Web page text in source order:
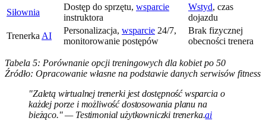
Siłownia
Dostęp do sprzętu, wsparcie
instruktora
Wstyd, czas
dojazdu
TrenerkaAI
Personalizacja, wsparcie 24/7,
monitorowanie postępów
Brak fizycznej
obecności trenera
Tabela 5: Porównanie opcji treningowych dla kobiet po 50
Źródło: Opracowanie własne na podstawie danych serwisów fitness
"Zaletą wirtualnej trenerki jest dostępność wsparcia o
każdej porze i możliwość dostosowania planu na
bieżąco." — Testimonial użytkowniczki trenerka.ai